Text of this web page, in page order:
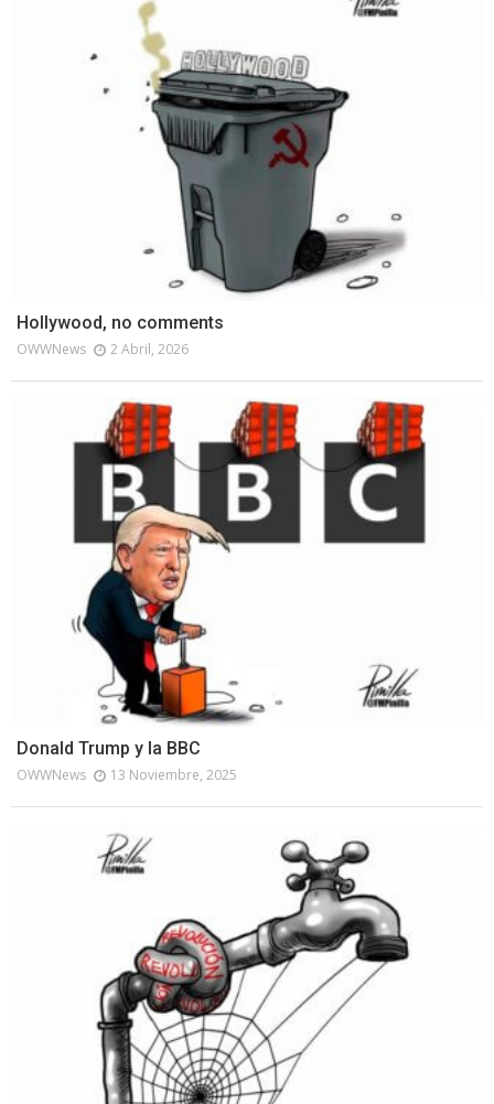
Hollywood, no comments
OWWNews 2 Abril, 2026
Donald Trump y la BBC
OWWNews 13 Noviembre, 2025